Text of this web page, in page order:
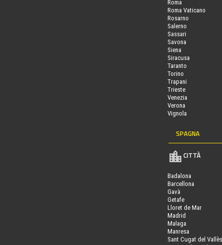
Roma
Roma Vaticano
Rosarno
Salerno
Sassari
Savona
Siena
Siracusa
Taranto
Torino
Trapani
Trieste
Venezia
Verona
Vignola
SPAGNA
CITTÀ
Badalona
Barcellona
Gavà
Getafe
Lloret de Mar
Madrid
Malaga
Manresa
Sant Cugat del Vallès